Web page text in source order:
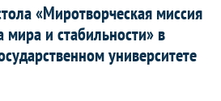
«Миротворческая миссия
и стабильности» в
университете